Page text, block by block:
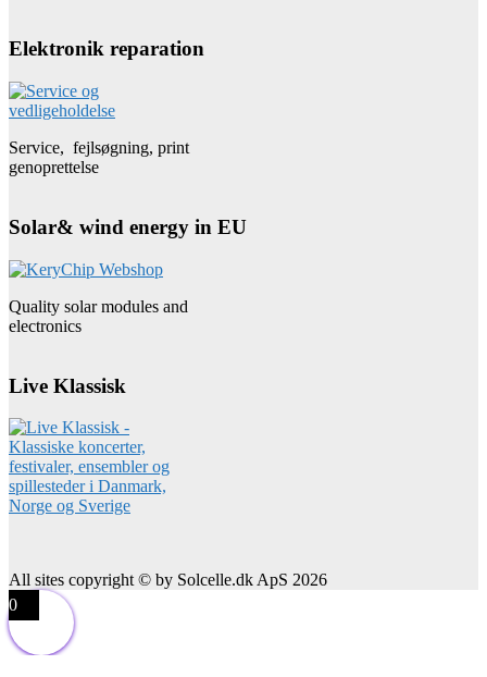
Elektronik reparation
Service, fejlsøgning, print
genoprettelse
Solar& wind energy in EU
Quality solar modules and
electronics
Live Klassisk
All sites copyright © by Solcelle.dk ApS 2026
0